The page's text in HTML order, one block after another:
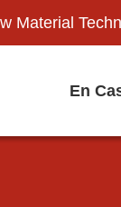
Material
En